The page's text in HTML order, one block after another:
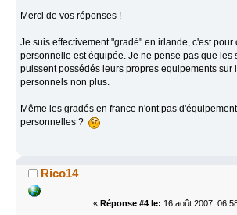
Merci de vos réponses !
Je suis effectivement "gradé" en irlande, c'est pour
personnelle est équipée. Je ne pense pas que les
puissent possédés leurs propres equipements sur
personnels non plus.
Même les gradés en france n'ont pas
personnelles ?
Rico14
« Réponse #4 le: 16 août 2007,